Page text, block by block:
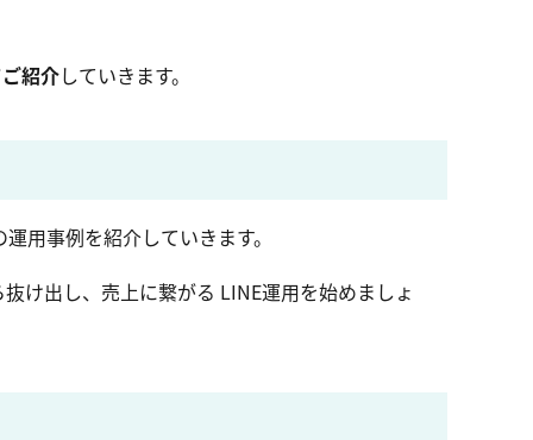
紹介していきます。
用事例を紹介していきます。
け出し、売上に繋がる LINE運用を始めましょ